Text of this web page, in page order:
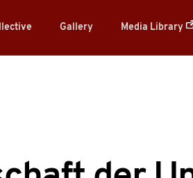
Gallery Media Library